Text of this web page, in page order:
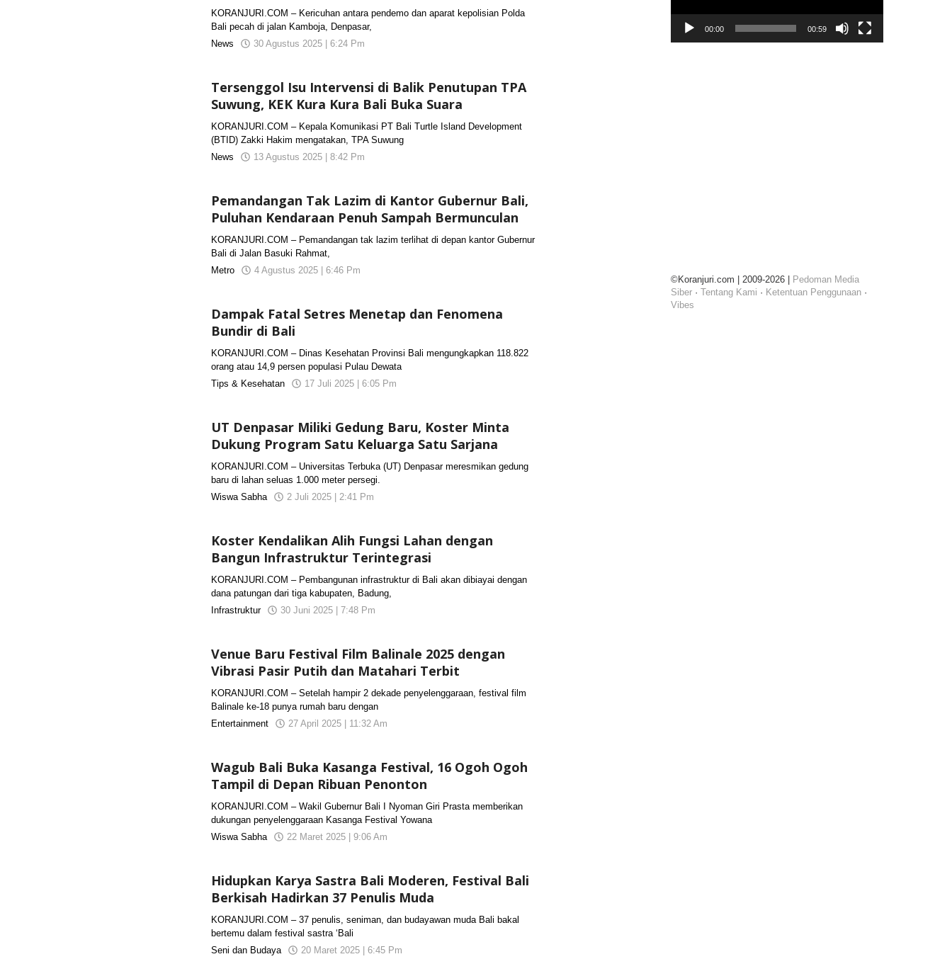
KORANJURI.COM – Kericuhan antara pendemo dan aparat kepolisian Polda
Bali pecah di jalan Kamboja, Denpasar,
News
30 Agustus 2025 | 6:24 Pm
Tersenggol Isu Intervensi di Balik Penutupan TPA
Suwung, KEK Kura Kura Bali Buka Suara
KORANJURI.COM – Kepala Komunikasi PT Bali Turtle Island Development
(BTID) Zakki Hakim mengatakan, TPA Suwung
News
13 Agustus 2025 | 8:42 Pm
Pemandangan Tak Lazim di Kantor Gubernur Bali,
Puluhan Kendaraan Penuh Sampah Bermunculan
KORANJURI.COM – Pemandangan tak lazim terlihat di depan kantor Gubernur
Bali di Jalan Basuki Rahmat,
Metro
4 Agustus 2025 | 6:46 Pm
Dampak Fatal Setres Menetap dan Fenomena
Bundir di Bali
KORANJURI.COM – Dinas Kesehatan Provinsi Bali mengungkapkan 118.822
orang atau 14,9 persen populasi Pulau Dewata
Tips & Kesehatan
17 Juli 2025 | 6:05 Pm
UT Denpasar Miliki Gedung Baru, Koster Minta
Dukung Program Satu Keluarga Satu Sarjana
KORANJURI.COM – Universitas Terbuka (UT) Denpasar meresmikan gedung
baru di lahan seluas 1.000 meter persegi.
Wiswa Sabha
2 Juli 2025 | 2:41 Pm
Koster Kendalikan Alih Fungsi Lahan dengan
Bangun Infrastruktur Terintegrasi
KORANJURI.COM – Pembangunan infrastruktur di Bali akan dibiayai dengan
dana patungan dari tiga kabupaten, Badung,
Infrastruktur
30 Juni 2025 | 7:48 Pm
Venue Baru Festival Film Balinale 2025 dengan
Vibrasi Pasir Putih dan Matahari Terbit
KORANJURI.COM – Setelah hampir 2 dekade penyelenggaraan, festival film
Balinale ke-18 punya rumah baru dengan
Entertainment
27 April 2025 | 11:32 Am
Wagub Bali Buka Kasanga Festival, 16 Ogoh Ogoh
Tampil di Depan Ribuan Penonton
KORANJURI.COM – Wakil Gubernur Bali I Nyoman Giri Prasta memberikan
dukungan penyelenggaraan Kasanga Festival Yowana
Wiswa Sabha
22 Maret 2025 | 9:06 Am
Hidupkan Karya Sastra Bali Moderen, Festival Bali
Berkisah Hadirkan 37 Penulis Muda
KORANJURI.COM – 37 penulis, seniman, dan budayawan muda Bali bakal
bertemu dalam festival sastra ‘Bali
Seni dan Budaya
20 Maret 2025 | 6:45 Pm
00:00 00:59
©Koranjuri.com | 2009-2026 | Pedoman Media
Siber ·Tentang Kami · Ketentuan Penggunaan ·
Vibes